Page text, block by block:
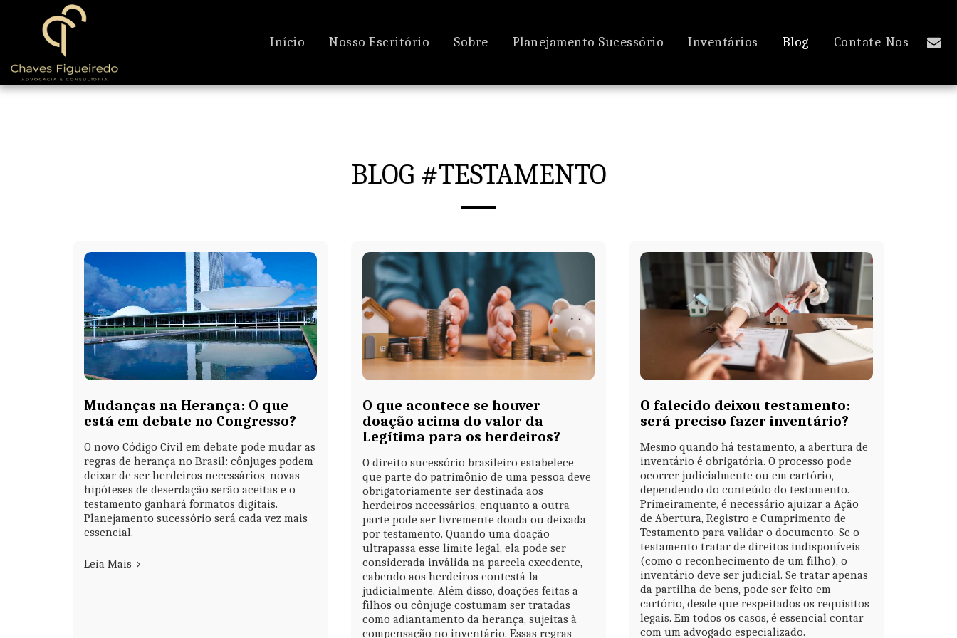
Início Nosso Escritório Sobre Planejamento Sucessório Inventários Blog Contate-Nos
BLOG #TESTAMENTO
Mudanças na Herança: O que
está em debate no Congresso?
O novo Código Civil em debate pode mudar as
regras de herança no Brasil: cônjuges podem
deixar de ser herdeiros necessários, novas
hipóteses de deserdação serão aceitas e o
testamento ganhará formatos digitais.
Planejamento sucessório será cada vez mais
essencial.
Leia Mais
O que acontece se houver
doação acima do valor da
Legítima para os herdeiros?
O direito sucessório brasileiro estabelece
que parte do patrimônio de uma pessoa deve
obrigatoriamente ser destinada aos
herdeiros necessários, enquanto a outra
parte pode ser livremente doada ou deixada
por testamento. Quando uma doação
ultrapassa esse limite legal, ela pode ser
considerada inválida na parcela excedente,
cabendo aos herdeiros contestá-la
judicialmente. Além disso, doações feitas a
filhos ou cônjuge costumam ser tratadas
como adiantamento da herança, sujeitas à
compensação no inventário. Essas regras
O falecido deixou testamento:
será preciso fazer inventário?
Mesmo quando há testamento, a abertura de
inventário é obrigatória. O processo pode
ocorrer judicialmente ou em cartório,
dependendo do conteúdo do testamento.
Primeiramente, é necessário ajuizar a Ação
de Abertura, Registro e Cumprimento de
Testamento para validar o documento. Se o
testamento tratar de direitos indisponíveis
(como o reconhecimento de um filho), o
inventário deve ser judicial. Se tratar apenas
da partilha de bens, pode ser feito em
cartório, desde que respeitados os requisitos
legais. Em todos os casos, é essencial contar
com um advogado especializado.